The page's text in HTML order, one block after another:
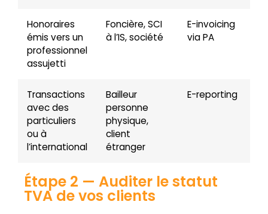
Honoraires
émis vers un
professionnel
assujetti
Foncière, SCI
à l’IS, société
E-invoicing
via PA
Transactions
avec des
particuliers
ou à
l’international
Bailleur
personne
physique,
client
étranger
E-reporting
Étape 2 — Auditer le statut
TVA de vos clients